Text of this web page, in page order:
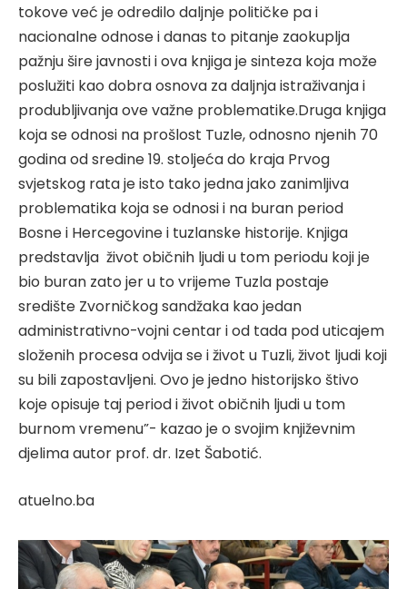
tokove već je odredilo daljnje političke pa i
nacionalne odnose i danas to pitanje zaokuplja
pažnju šire javnosti i ova knjiga je sinteza koja može
poslužiti kao dobra osnova za daljnja istraživanja i
produbljivanja ove važne problematike.Druga knjiga
koja se odnosi na prošlost Tuzle, odnosno njenih 70
godina od sredine 19. stoljeća do kraja Prvog
svjetskog rata je isto tako jedna jako zanimljiva
problematika koja se odnosi i na buran period
Bosne i Hercegovine i tuzlanske historije. Knjiga
predstavlja život običnih ljudi u tom periodu koji je
bio buran zato jer u to vrijeme Tuzla postaje
središte Zvorničkog sandžaka kao jedan
administrativno-vojni centar i od tada pod uticajem
složenih procesa odvija se i život u Tuzli, život ljudi koji
su bili zapostavljeni. Ovo je jedno historijsko štivo
koje opisuje taj period i život običnih ljudi u tom
burnom vremenu”- kazao je o svojim književnim
djelima autor prof. dr. Izet Šabotić.
atuelno.ba